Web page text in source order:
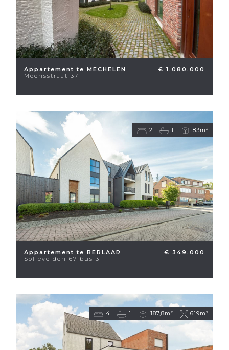
Appartement te MECHELEN
Moensstraat 37
€ 1.080.000
2 1 83m²
Appartement te BERLAAR
Sollevelden 67 bus 3
€ 349.000
4 1 187,8m² 619m²